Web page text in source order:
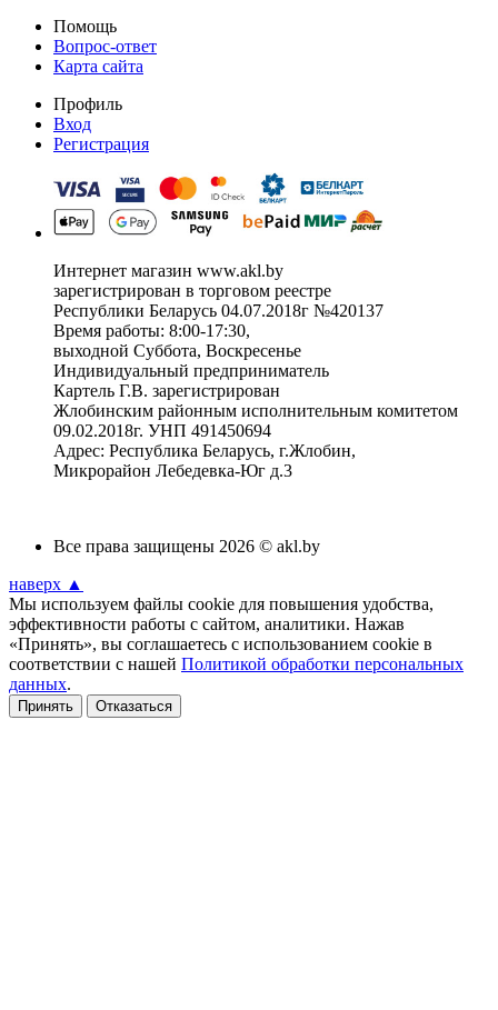
Помощь
Вопрос-ответ
Карта сайта
Профиль
Вход
Регистрация
Интернет магазин www.akl.by
зарегистрирован в торговом реестре
Республики Беларусь 04.07.2018г №420137
Время работы: 8:00-17:30,
выходной Суббота, Воскресенье
Индивидуальный предприниматель
Картель Г.В. зарегистрирован
Жлобинским районным исполнительным комитетом
09.02.2018г. УНП 491450694
Адрес: Республика Беларусь, г.Жлобин,
Микрорайон Лебедевка-Юг д.3
Все права защищены 2026 © akl.by
наверх ▲
Мы используем файлы cookie для повышения удобства,
эффективности работы с сайтом, аналитики. Нажав
«Принять», вы соглашаетесь с использованием cookie в
соответствии с нашей Политикой обработки персональных
данных.
Принять Отказаться